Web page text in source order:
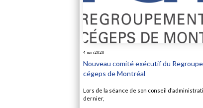
4 juin 2020
Nouveau comité exécutif du
cégeps de Montréal
Lors de la séance de son conseil
dernier,